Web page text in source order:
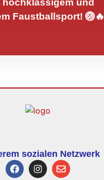
hochklassigem und
Faustballsport! 🏐🔥
sozialen Netzwerk